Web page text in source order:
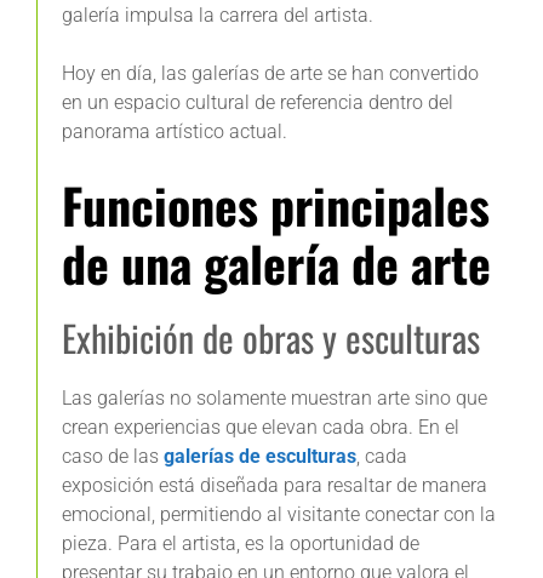
galería impulsa la carrera del artista.
Hoy en día, las galerías de arte se han convertido
en un espacio cultural de referencia dentro del
panorama artístico actual.
Funciones principales
de una galería de arte
Exhibición de obras y esculturas
Las galerías no solamente muestran arte sino que
crean experiencias que elevan cada obra. En el
caso de las galerías de esculturas, cada
exposición está diseñada para resaltar de manera
emocional, permitiendo al visitante conectar con la
pieza. Para el artista, es la oportunidad de
presentar su trabajo en un entorno que valora el